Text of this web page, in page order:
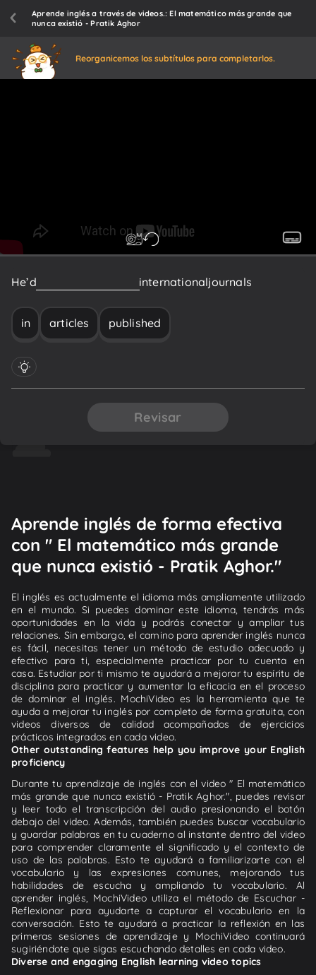
Aprende inglés a través de videos.: El matemático más grande que
nunca existió - Pratik Aghor
Reorganicemos los subtítulos para completarlos.
He’d internationaljournals
in articles published
Revisar
Aprende inglés de forma efectiva
con " El matemático más grande
que nunca existió - Pratik Aghor."
El inglés es actualmente el idioma más ampliamente utilizado
en el mundo. Si puedes dominar este idioma, tendrás más
oportunidades en la vida y podrás conectar y ampliar tus
relaciones. Sin embargo, el camino para aprender inglés nunca
es fácil, necesitas tener un método de estudio adecuado y
efectivo para ti, especialmente practicar por tu cuenta en
casa. Estudiar por ti mismo te ayudará a mejorar tu espíritu de
disciplina para practicar y aumentar la eficacia en el proceso
de dominar el inglés. MochiVideo es la herramienta que te
ayuda a mejorar tu inglés por completo de forma gratuita, con
videos diversos de calidad acompañados de ejercicios
prácticos integrados en cada video.
Other outstanding features help you improve your English
proficiency
Durante tu aprendizaje de inglés con el video " El matemático
más grande que nunca existió - Pratik Aghor.", puedes revisar
y leer todo el transcripción del audio presionando el botón
debajo del video. Además, también puedes buscar vocabulario
y guardar palabras en tu cuaderno al instante dentro del video
para comprender claramente el significado y el contexto de
uso de las palabras. Esto te ayudará a familiarizarte con el
vocabulario y las expresiones comunes, mejorando tus
habilidades de escucha y ampliando tu vocabulario. Al
aprender inglés, MochiVideo utiliza el método de Escuchar -
Reflexionar para ayudarte a capturar el vocabulario en la
conversación. Esto te ayudará a practicar la reflexión en las
primeras sesiones de aprendizaje y MochiVideo continuará
sugiriéndote que sigas escuchando detalles en cada video.
Diverse and engaging English learning video topics